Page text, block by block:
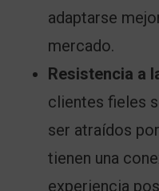
adaptarse
mercado.
Resistencia a
clientes fieles
ser atraídos
tienen una
experiencia